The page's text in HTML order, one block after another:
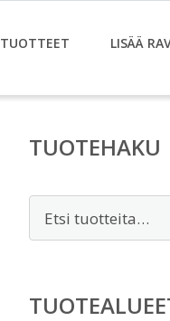
TUOTTEET LISÄÄ
TUOTEHAKU